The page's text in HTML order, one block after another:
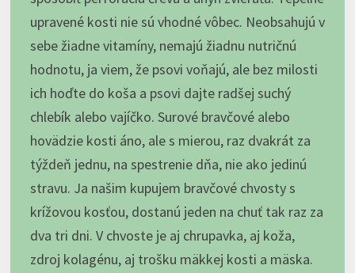
upravené kosti nie sú vhodné vôbec. Neobsahujú v
sebe žiadne vitamíny, nemajú žiadnu nutričnú
hodnotu, ja viem, že psovi voňajú, ale bez milosti
ich hoďte do koša a psovi dajte radšej suchý
chlebík alebo vajíčko. Surové bravčové alebo
hovädzie kosti áno, ale s mierou, raz dvakrát za
týždeň jednu, na spestrenie dňa, nie ako jedinú
stravu. Ja našim kupujem bravčové chvosty s
krížovou kosťou, dostanú jeden na chuť tak raz za
dva tri dni. V chvoste je aj chrupavka, aj koža,
zdroj kolagénu, aj trošku mäkkej kosti a mäska.